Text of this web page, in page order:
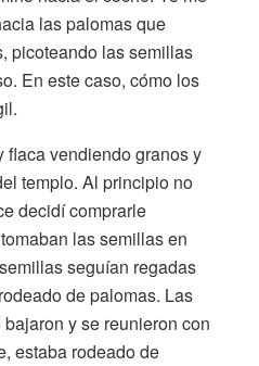
las palomas que
picoteando las semillas
En este caso, cómo los
flaca vendiendo granos y
templo. Al principio no
decidí comprarle
las semillas en
seguían regadas
de palomas. Las
y se reunieron con
estaba rodeado de